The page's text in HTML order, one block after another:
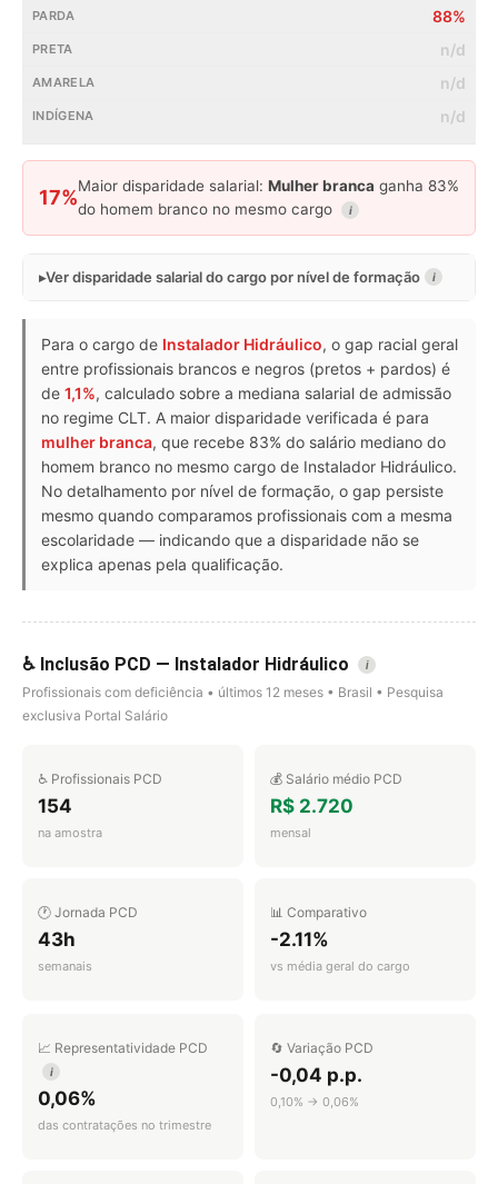
88%
n/d
n/d
n/d
17%
Maior disparidade salarial: Mulher branca ganha 83%
do homem branco no mesmo cargo
i
Ver disparidade salarial do cargo por nível de formação i
Para o cargo de Instalador Hidráulico, o gap racial geral
entre profissionais brancos e negros (pretos + pardos) é
de 1,1%, calculado sobre a mediana salarial de admissão
no regime CLT. A maior disparidade verificada é para
mulher branca, que recebe 83% do salário mediano do
homem branco no mesmo cargo de Instalador Hidráulico.
No detalhamento por nível de formação, o gap persiste
mesmo quando comparamos profissionais com a mesma
escolaridade — indicando que a disparidade não se
explica apenas pela qualificação.
♿ Inclusão PCD — Instalador Hidráulico i
Profissionais com deficiência • últimos 12 meses • Brasil • Pesquisa
exclusiva Portal Salário
♿ Profissionais PCD
154
na amostra
💰 Salário médio PCD
R$ 2.720
mensal
🕐 Jornada PCD
43h
semanais
📊 Comparativo
-2.11%
vs média geral do cargo
📈 Representatividade PCD
i
0,06%
das contratações no trimestre
🔄 Variação PCD
-0,04 p.p.
0,10% → 0,06%